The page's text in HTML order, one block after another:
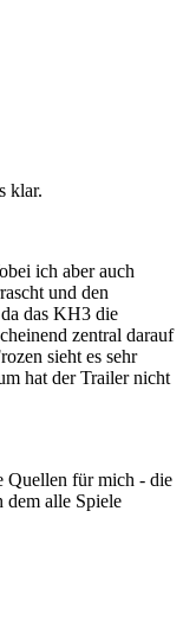
klar.
ich aber auch
und den
das KH3 die
zentral darauf
sieht es sehr
hat der Trailer nicht
Quellen für mich - die
alle Spiele